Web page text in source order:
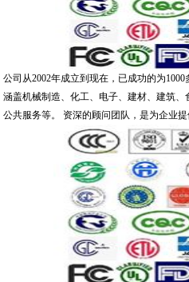
公司从2002年成立到现在，已成功的为
涵盖机械制造、化工、电子、建材、建筑、
公共服务等。 资深的顾问团队，是为企业